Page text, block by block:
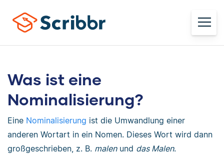
Was ist eine
Nominalisierung?
Eine Nominalisierung ist die Umwandlung einer
anderen Wortart in ein Nomen. Dieses Wort wird dann
großgeschrieben, z. B. malenund das Malen.